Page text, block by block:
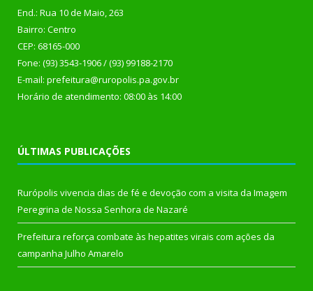
End.: Rua 10 de Maio, 263
Bairro: Centro
CEP: 68165-000
Fone: (93) 3543-1906 / (93) 99188-2170
E-mail: prefeitura@ruropolis.pa.gov.br
Horário de atendimento: 08:00 às 14:00
ÚLTIMAS PUBLICAÇÕES
Rurópolis vivencia dias de fé e devoção com a visita da Imagem
Peregrina de Nossa Senhora de Nazaré
Prefeitura reforça combate às hepatites virais com ações da
campanha Julho Amarelo